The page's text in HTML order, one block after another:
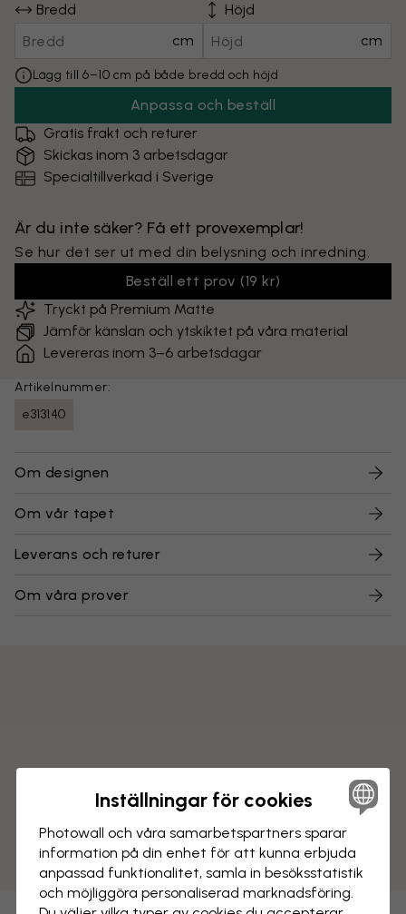
Bredd
cm
Höjd
cm
Lägg till 6–10 cm på både bredd och höjd
Anpassa och beställ
Gratis frakt och returer
Skickas inom 3 arbetsdagar
Specialtillverkad i Sverige
Är du inte säker? Få ett provexemplar!
Se hur det ser ut med din belysning och inredning.
Beställ ett prov (19 kr)
Tryckt på Premium Matte
Jämför känslan och ytskiktet på våra material
Levereras inom 3–6 arbetsdagar
Artikelnummer:
e313140
Om designen
Om vår tapet
Leverans och returer
Om våra prover
Inställningar för cookies
Photowall och våra samarbets­partners sparar
information på din enhet för att kunna erbjuda
anpassad funktionalitet, samla in besöks­statistik
och möjliggöra personaliserad marknads­föring.